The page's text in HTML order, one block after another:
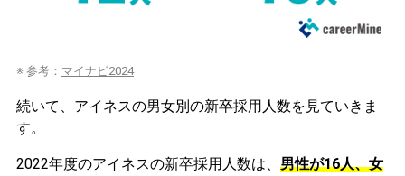
※ 参考： マイナビ2024
続いて、アイネスの男女別の新卒採用人数を見ていきま
す。
2022年度のアイネスの新卒採用人数は、 男性が16人、女